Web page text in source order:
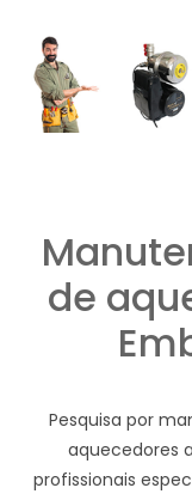
de
Pesquisa por
aquecedores
profissionais